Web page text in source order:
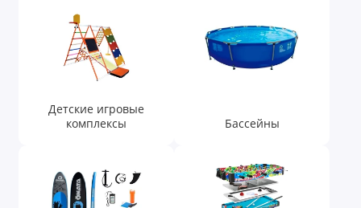
Футбольные ворота
Дартс и аксессуары
Показать все
Детские игровые
комплексы
Бассейны